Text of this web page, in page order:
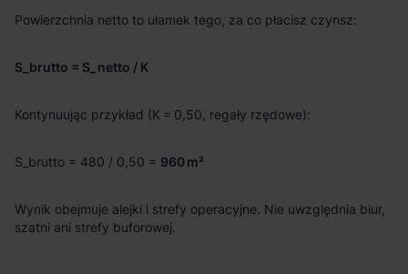
S_brutto = S_netto / K
960 m²